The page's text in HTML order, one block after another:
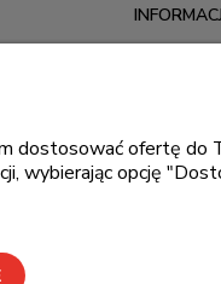
dostosować ofertę
wybierając opcję